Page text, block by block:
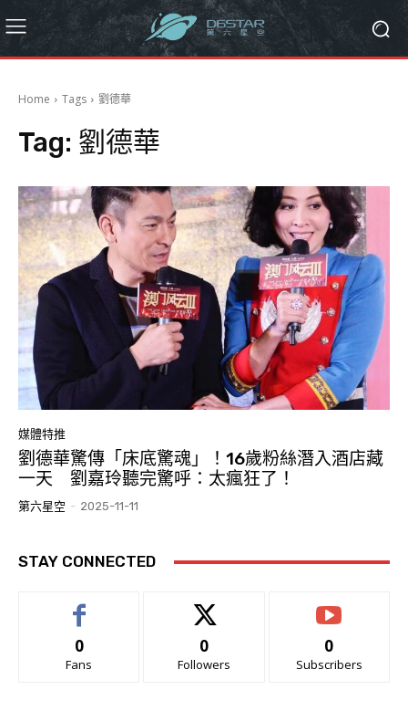
Home Tags 劉德華
Tag: 劉德華
媒體特推
劉德華驚傳「床底驚魂」！16歲粉絲潛入酒店藏
一天 劉嘉玲聽完驚呼：太瘋狂了！
第六星空 - 2025-11-11
STAY CONNECTED
0
Fans
0
Followers
0
Subscribers